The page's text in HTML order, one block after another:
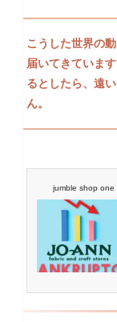
こうした世界の
届いてきていま
るとしたら、遠
ん。
jumble shop one